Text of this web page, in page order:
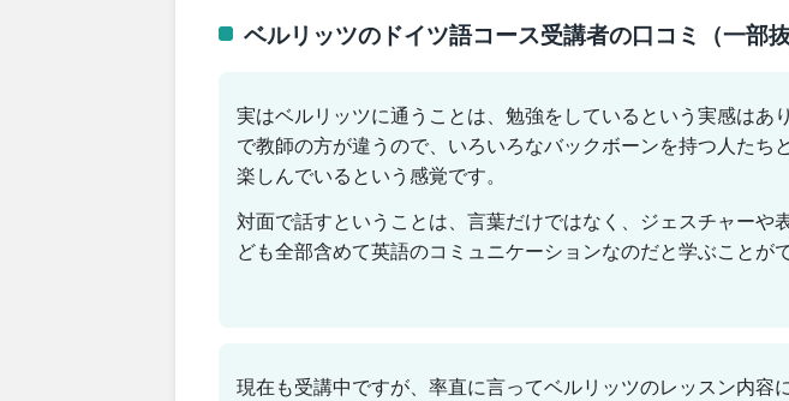
ベルリッツのドイツ語コース受講者の口コミ（一部抜
実はベルリッツに通うことは、勉強をしているという実感はあ
で教師の方が違うので、いろいろなバックボーンを持つ人たち
楽しんでいるという感覚です。
対面で話すということは、言葉だけではなく、ジェスチャーや
ども全部含めて英語のコミュニケーションなのだと学ぶことが
現在も受講中ですが、率直に言ってベルリッツのレッスン内容